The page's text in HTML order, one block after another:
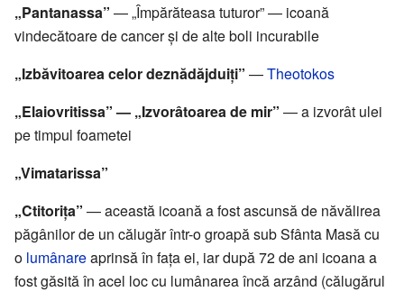
„Pantanassa” — „Împărăteasa tuturor” — icoană
vindecătoare de cancer și de alte boli incurabile
„Izbăvitoarea celor deznădăjduiți” —Theotokos
„Elaiovritissa” — „Izvorâtoarea de mir” — a izvorât ulei
pe timpul foametei
„Vimatarissa”
„Ctitorița” — această icoană a fost ascunsă de năvălirea
păgânilor de un călugăr într-o groapă sub Sfânta Masă cu
o lumânareaprinsă în fața ei, iar după 72 de ani icoana a
fost găsită în acel loc cu lumânarea încă arzând (călugărul